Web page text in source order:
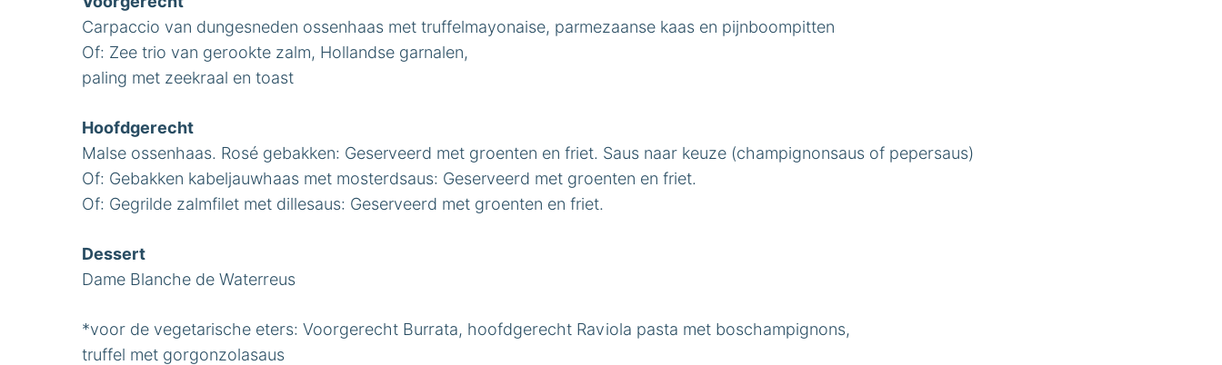
Carpaccio van dungesneden ossenhaas met truffelmayonaise, parmezaanse kaas en pijnboompitten
Of: Zee trio van gerookte zalm, Hollandse garnalen,
paling met zeekraal en toast
Hoofdgerecht
Malse ossenhaas. Rosé gebakken: Geserveerd met groenten en friet. Saus naar keuze (champignonsaus of pepersaus)
Of: Gebakken kabeljauwhaas met mosterdsaus: Geserveerd met groenten en friet.
Of: Gegrilde zalmfilet met dillesaus: Geserveerd met groenten en friet.
Dessert
Dame Blanche de Waterreus
*voor de vegetarische eters: Voorgerecht Burrata, hoofdgerecht Raviola pasta met boschampignons,
truffel met gorgonzolasaus